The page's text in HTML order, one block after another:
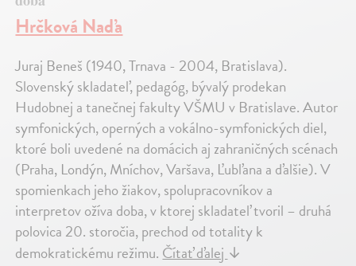
Hrčková Naďa
Juraj Beneš (1940, Trnava - 2004, Bratislava).
Slovenský skladateľ, pedagóg, bývalý prodekan
Hudobnej a tanečnej fakulty VŠMU v Bratislave. Autor
symfonických, operných a vokálno-symfonických diel,
ktoré boli uvedené na domácich aj zahraničných scénach
(Praha, Londýn, Mníchov, Varšava, Ľubľana a ďalšie). V
spomienkach jeho žiakov, spolupracovníkov a
interpretov ožíva doba, v ktorej skladateľ tvoril – druhá
polovica 20. storočia, prechod od totality k
demokratickému režimu.Čítať ďalej↓